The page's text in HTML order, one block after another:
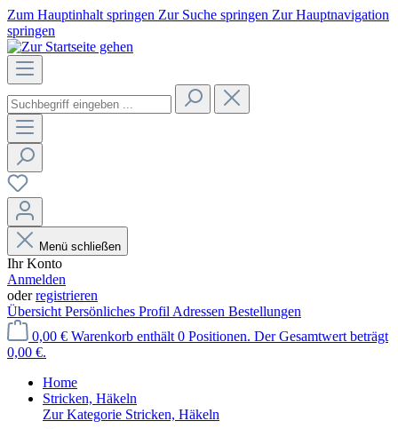
Zum Hauptinhalt springen Zur Suche springen Zur Hauptnavigation
springen
Menü schließen
Ihr Konto
Anmelden
oderregistrieren
Übersicht Persönliches Profil Adressen Bestellungen
0,00 € Warenkorb enthält 0 Positionen. Der Gesamtwert beträgt
0,00 €.
Home
Stricken, Häkeln
Zur Kategorie Stricken, Häkeln